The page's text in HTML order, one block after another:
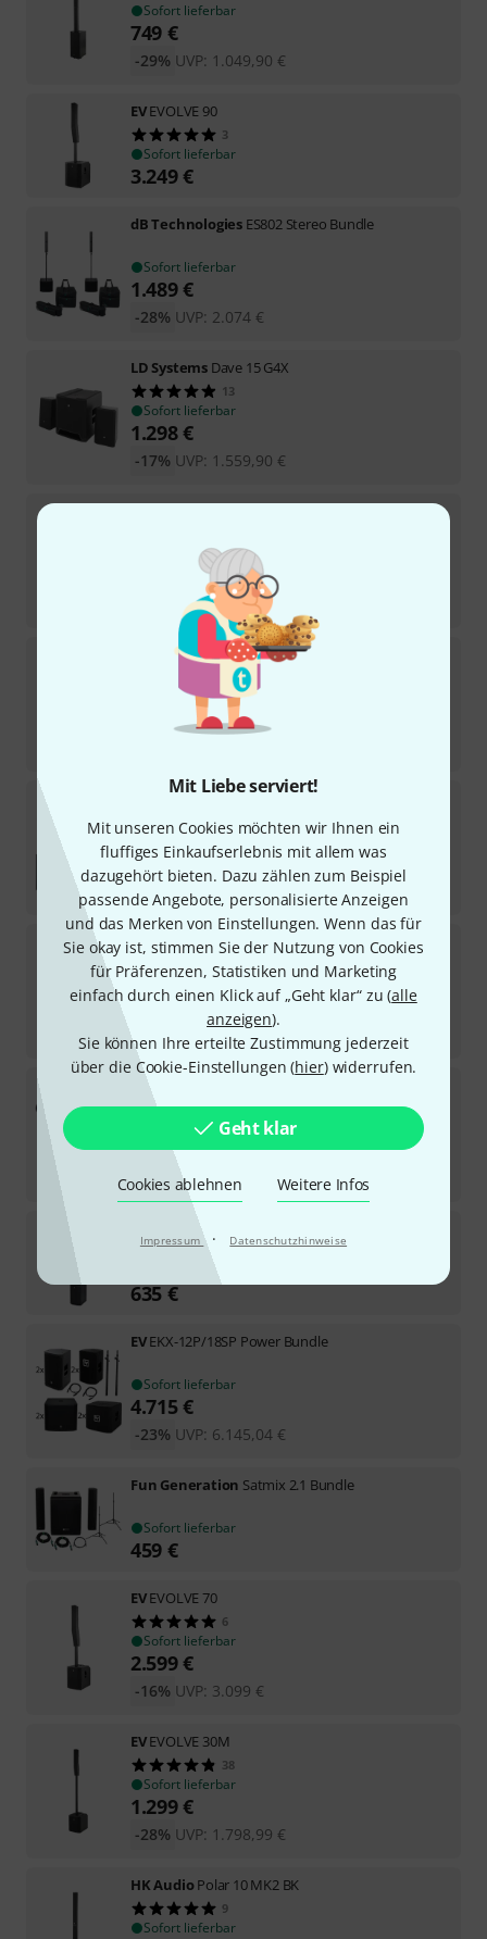
Mit Liebe serviert!
Mit unseren Cookies möchten wir Ihnen ein
fluffiges Einkaufserlebnis mit allem was
dazugehört bieten. Dazu zählen zum Beispiel
passende Angebote, personalisierte Anzeigen
und das Merken von Einstellungen. Wenn das für
Sie okay ist, stimmen Sie der Nutzung von Cookies
für Präferenzen, Statistiken und Marketing
einfach durch einen Klick auf „Geht klar“ zu (alle
anzeigen).
Sie können Ihre erteilte Zustimmung jederzeit
über die Cookie-Einstellungen (hier) widerrufen.
Geht klar
Cookies ablehnen Weitere Infos
Impressum · Datenschutzhinweise
Sofort lieferbar
749 €
UVP: 1.049,90 €
-29%
EVEVOLVE 90
3
Sofort lieferbar
3.249€
dB Technologies ES802 Stereo Bundle
Sofort lieferbar
1.489€
UVP: 2.074 €
-28%
LD Systems Dave 15 G4X
13
Sofort lieferbar
1.298€
UVP: 1.559,90 €
-17%
Sofort lieferbar
UVP:486 €
EVOX J9
Sofort lieferbar
1.155€
dB TechnologiesOpera 12/Sub 618 Power Bundle
2.345€
UVP:
-27%
RCFEVOX JMIX9 Bundle
Sofort lieferbar
2.698 €
UVP:3.221,10 €
-16%
Soundboks
Sofort lieferbar
1.379€
30-Tage-Bestpreis:1.549 €
-11%
Polar 8 MK2
Sofort lieferbar
635€
EVEKX-12P/18SP Power Bundle
Sofort lieferbar
4.715€
UVP: 6.145,04 €
-23%
Fun Generation Satmix 2.1 Bundle
Sofort lieferbar
459 €
EVEVOLVE 70
6
Sofort lieferbar
2.599€
UVP: 3.099 €
-16%
EVEVOLVE 30M
38
Sofort lieferbar
1.299€
UVP: 1.798,99 €
-28%
HK AudioPolar 10 MK2 BK
9
Sofort lieferbar